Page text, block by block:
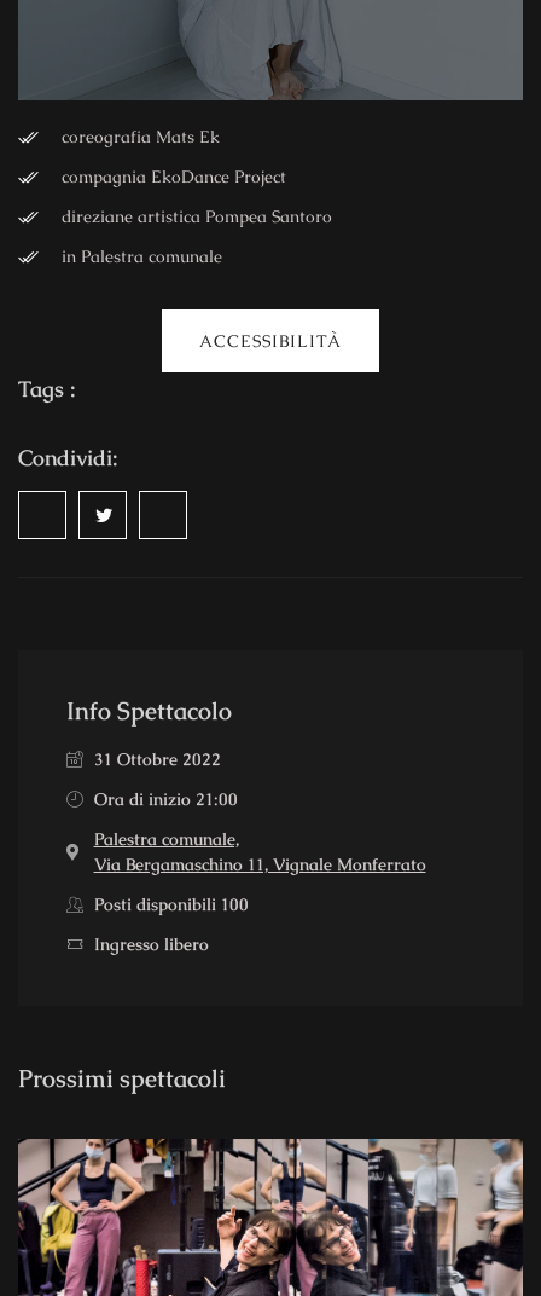
Info Spettacolo
31 Ottobre 2022
Ora di inizio 21:00
Palestra comunale,
Via Bergamaschino 11, Vignale Monferrato
Posti disponibili 100
Ingresso libero
Prossimi spettacoli
coreografia Mats Ek
compagnia EkoDance Project
direziane artistica Pompea Santoro
in Palestra comunale
ACCESSIBILITÀ
Tags :
Condividi: